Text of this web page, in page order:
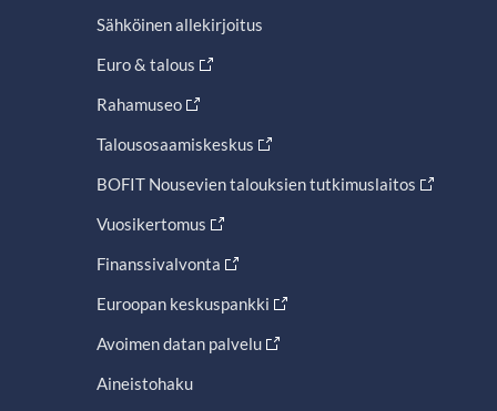
Sähköinen allekirjoitus
Euro & talous
Rahamuseo
Talousosaamiskeskus
BOFIT Nousevien talouksien tutkimuslaitos
Vuosikertomus
Finanssivalvonta
Euroopan keskuspankki
Avoimen datan palvelu
Aineistohaku